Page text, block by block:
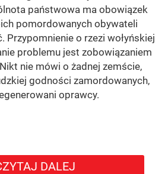
państwowa ma obowiązek
pomordowanych obywateli
Przypomnienie o rzezi wołyńskiej
problemu jest zobowiązaniem
nie mówi o żadnej zemście,
godności zamordowanych,
oprawcy.
DALEJ